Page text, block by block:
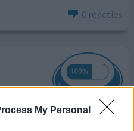
My Personal
0 reacties